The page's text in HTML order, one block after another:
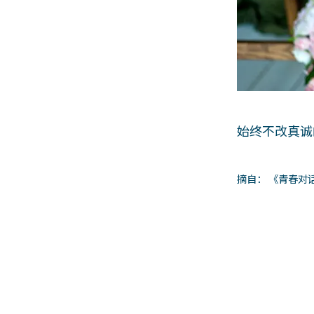
始终不改真
摘自： 《青春对